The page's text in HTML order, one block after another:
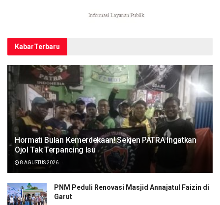
KabarTerbaru
Hormati Bulan Kemerdekaan! Sekjen PATRA Ingatkan
Ojol Tak Terpancing Isu
8 AGUSTUS 2026
PNM Peduli Renovasi Masjid Annajatul Faizin di
Garut